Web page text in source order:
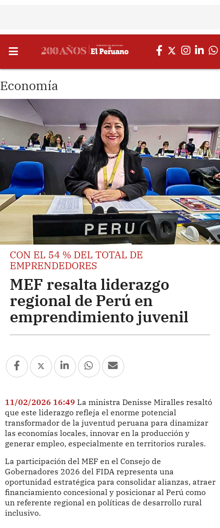
Economía
CON EL 54 % DEL TOTAL DE
EMPRENDEDORES
MEF resalta liderazgo
regional de Perú en
emprendimiento juvenil
11/02/2026 16:49 La ministra Denisse Miralles resaltó
que este liderazgo refleja el enorme potencial
transformador de la juventud peruana para dinamizar
las economías locales, innovar en la producción y
generar empleo, especialmente en territorios rurales.
La participación del MEF en el Consejo de
Gobernadores 2026 del FIDA representa una
oportunidad estratégica para consolidar alianzas, atraer
financiamiento concesional y posicionar al Perú como
un referente regional en políticas de desarrollo rural
inclusivo.